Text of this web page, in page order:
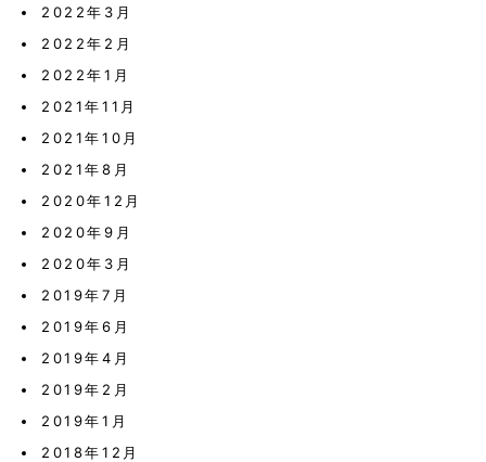
2022年3月
2022年2月
2022年1月
2021年11月
2021年10月
2021年8月
2020年12月
2020年9月
2020年3月
2019年7月
2019年6月
2019年4月
2019年2月
2019年1月
2018年12月